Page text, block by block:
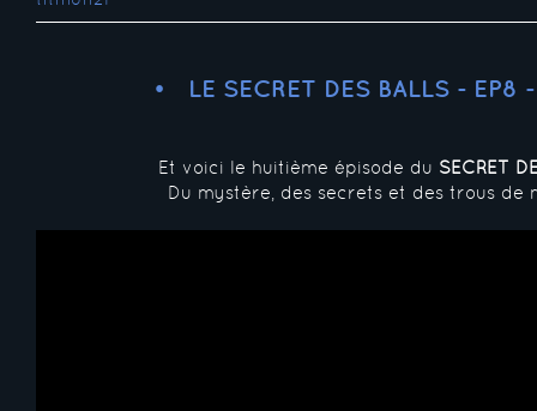
LE SECRET DES BALLS - EP8
Et voici le huitième épisode du SECRET
Du mystère, des secrets et des trous de